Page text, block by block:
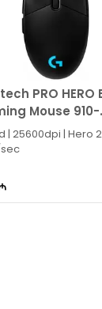
canlı
göndərə
PRO HERO
Mouse 910-
| 25600dpi | Hero